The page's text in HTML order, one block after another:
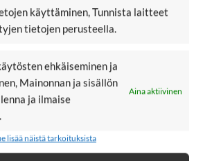
käyttäminen, Tunnista laitteet
tietojen perusteella.
ehkäiseminen ja
Mainonnan ja sisällön
ja ilmaise
Aina aktiivinen
lisää näistä tarkoituksista